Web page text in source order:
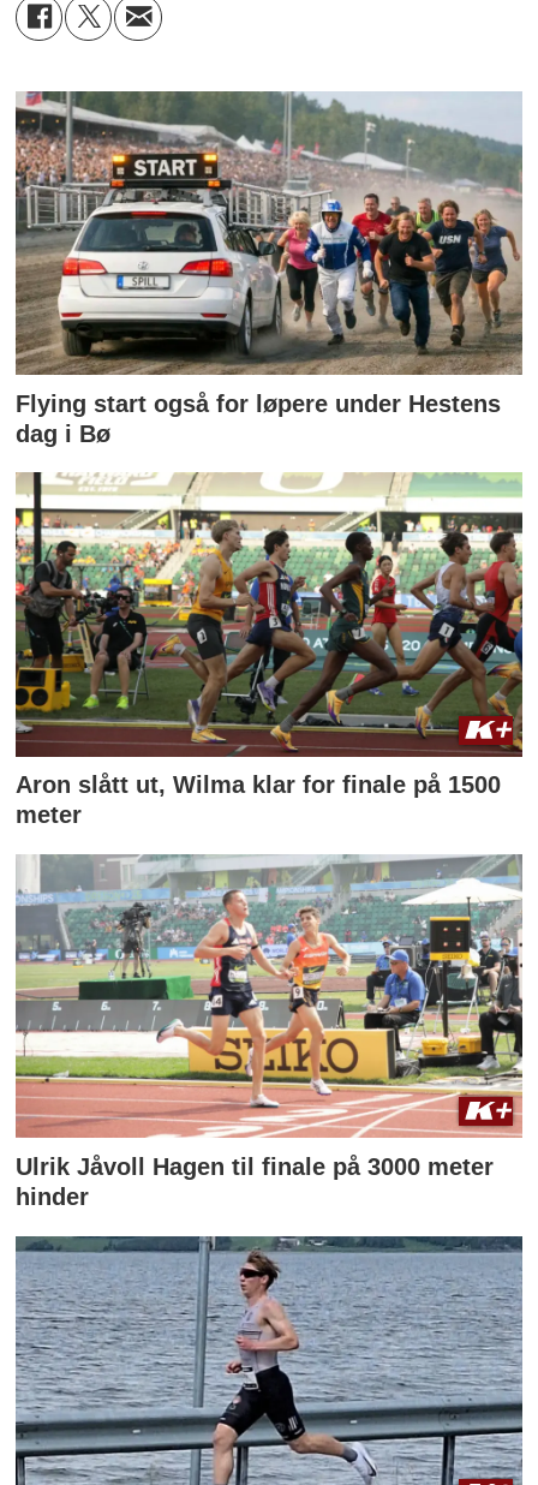
Flying start også for løpere under Hestens
dag i Bø
Aron slått ut, Wilma klar for finale på 1500
meter
Ulrik Jåvoll Hagen til finale på 3000 meter
hinder